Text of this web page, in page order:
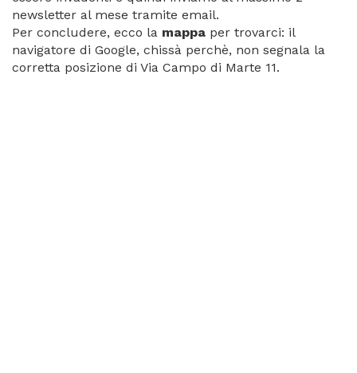
newsletter al mese tramite email.
Per concludere, ecco la mappa per trovarci: il
navigatore di Google, chissà perchè, non segnala la
corretta posizione di Via Campo di Marte 11.